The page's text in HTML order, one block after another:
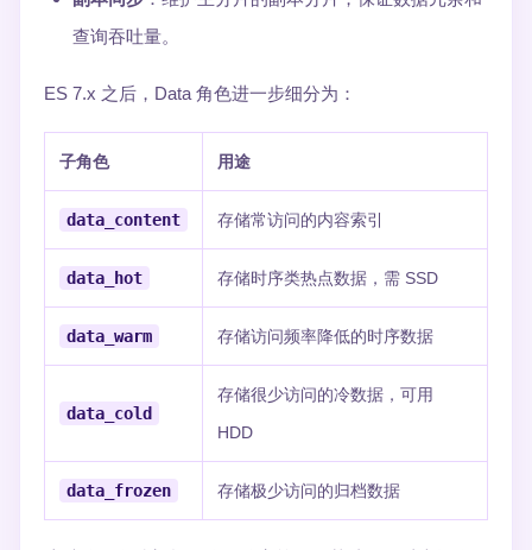
查询吞吐量。
ES 7.x 之后，Data 角色进一步细分为：
子角色 用途
data_content 存储常访问的内容索引
data_hot 存储时序类热点数据，需 SSD
data_warm 存储访问频率降低的时序数据
data_cold
存储很少访问的冷数据，可用
HDD
data_frozen 存储极少访问的归档数据